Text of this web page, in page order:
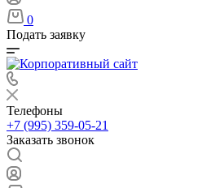
0
Подать заявку
Телефоны
+7 (995) 359-05-21
Заказать звонок